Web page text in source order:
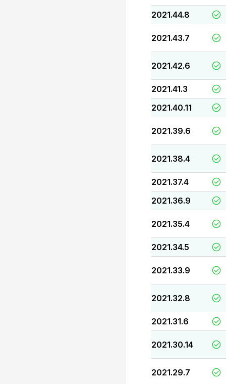
2021.44.8
2021.43.7
2021.42.6
2021.41.3
2021.40.11
2021.39.6
2021.38.4
2021.37.4
2021.36.9
2021.35.4
2021.34.5
2021.33.9
2021.32.8
2021.31.6
2021.30.14
2021.29.7